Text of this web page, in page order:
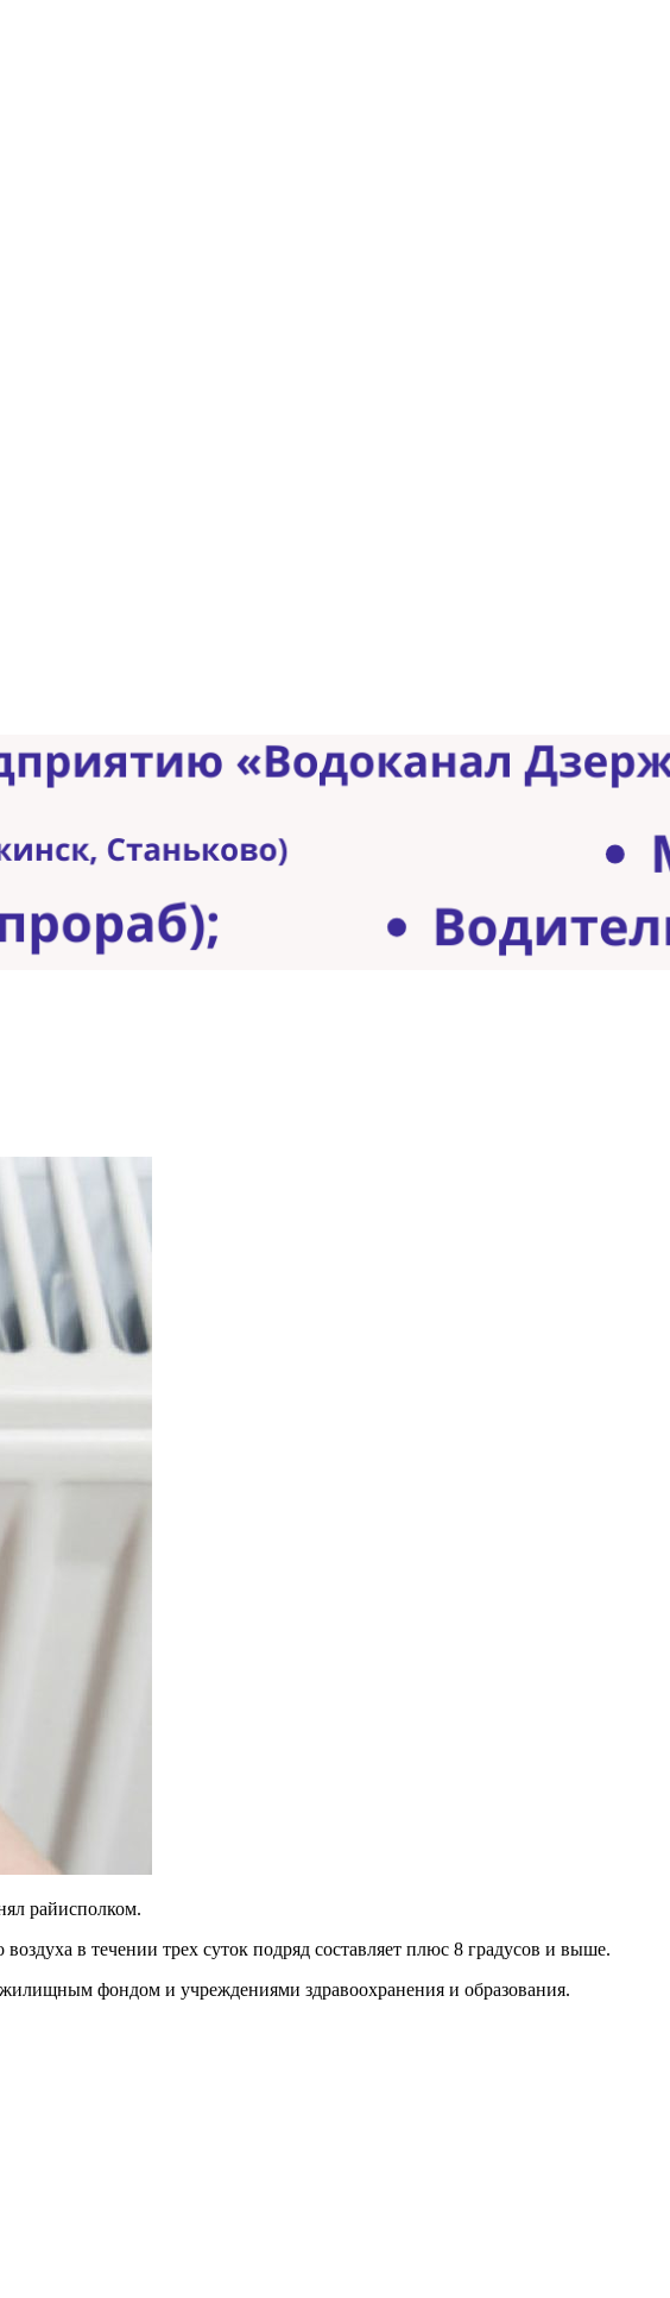
райисполком.
в течении трех суток подряд составляет плюс 8 градусов и выше.
фондом и учреждениями здравоохранения и образования.